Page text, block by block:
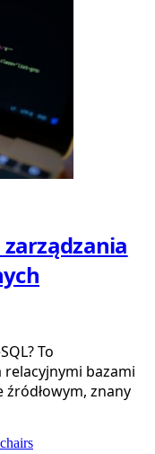
To
bazami
znany